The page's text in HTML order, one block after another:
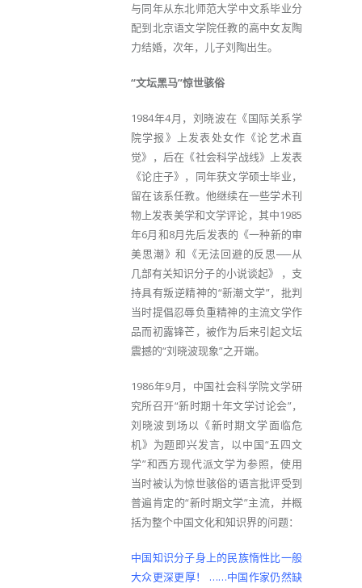
与同年从东北师范大学中文系毕业分
配到北京语文学院任教的高中女友陶
力结婚，次年，儿子刘陶出生。
“文坛黑马”惊世骇俗
1984年4月，刘晓波在《国际关系学
院学报》上发表处女作《论艺术直
觉》，后在《社会科学战线》上发​​表
《论庄子》，同年获文学硕士毕业，
留在该系任教。他继续在一些学术刊
物上发表美学和文学评论，其中1985
年6月和8月先后发表的《一种新的审
美思潮》和《无法回避的反思──从
几部有关知识分子的小说谈起》 ，支
持具有叛逆精神的“新潮文学”，批判
当时提倡忍辱负重精神的主流文学作
品而初露锋芒，被作为后来引起文坛
震撼的“刘晓波现象”之开端。
1986年9月，中国社会科学院文学研
究所召开“新时期十年文学讨论会”，
刘晓波到场以《新时期文学面临危
机》为题即兴发言，以中国“五四文
学”和西方现代派文学为参照，使用
当时被认为惊世骇俗的语言批评受到
普遍肯定的“新时期文学”主流，并概
括为整个中国文化和知识界的问题：
中国知识分子身上的民族惰性比一般
大众更深更厚！ ……中国作家仍然缺